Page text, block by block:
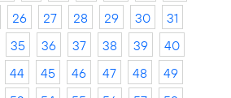
26 27 28 29 30
31
35 36 37 38 39
40
44 45 46 47 48
49